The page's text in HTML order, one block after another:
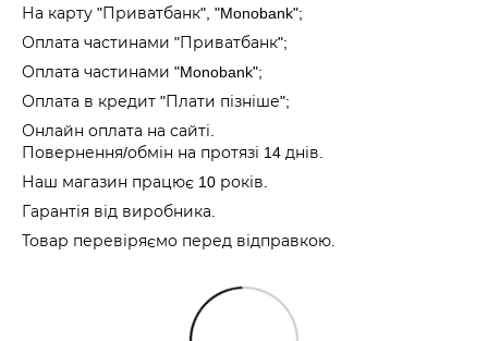
На карту "Приватбанк", "Monobank";
Оплата частинами "Приватбанк";
Оплата частинами "Monobank";
Оплата в кредит "Плати пізніше";
Онлайн оплата на сайті.
Повернення/обмін на протязі 14 днів.
Наш магазин працює 10 років.
Гарантія від виробника.
Товар перевіряємо перед відправкою.